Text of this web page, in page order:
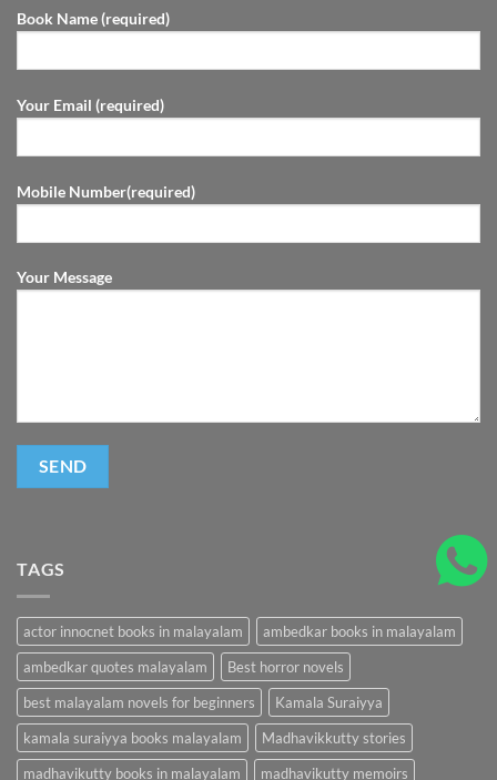
Book Name (required)
Your Email (required)
Mobile Number(required)
Your Message
TAGS
actor innocnet books in malayalam
ambedkar books in malayalam
ambedkar quotes malayalam
Best horror novels
best malayalam novels for beginners
Kamala Suraiyya
kamala suraiyya books malayalam
Madhavikkutty stories
madhavikutty books in malayalam
madhavikutty memoirs